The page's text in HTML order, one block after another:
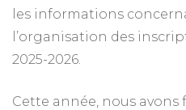
les informations
l’organisation des
2025-2026.
Cette année, nous avons